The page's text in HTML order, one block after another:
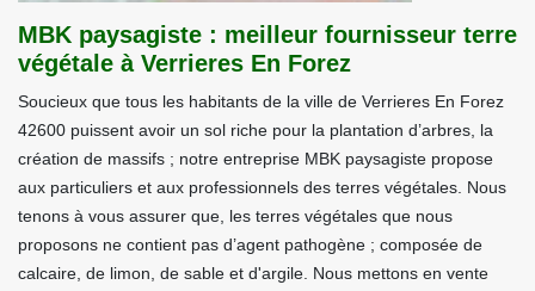
MBK paysagiste : meilleur fournisseur terre
végétale à Verrieres En Forez
Soucieux que tous les habitants de la ville de Verrieres En Forez
42600 puissent avoir un sol riche pour la plantation d’arbres, la
création de massifs ; notre entreprise MBK paysagiste propose
aux particuliers et aux professionnels des terres végétales. Nous
tenons à vous assurer que, les terres végétales que nous
proposons ne contient pas d’agent pathogène ; composée de
calcaire, de limon, de sable et d'argile. Nous mettons en vente